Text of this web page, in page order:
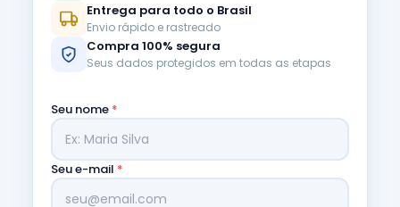
Entrega para todo o Brasil
Envio rápido e rastreado
Compra 100% segura
Seus dados protegidos em todas as etapas
Seu nome *
Seu e-mail *